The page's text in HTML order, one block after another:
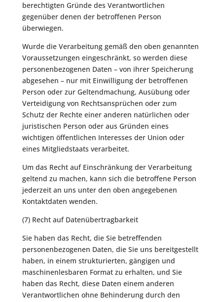
berechtigten Gründe des Verantwortlichen
gegenüber denen der betroffenen Person
überwiegen.
Wurde die Verarbeitung gemäß den oben genannten
Voraussetzungen eingeschränkt, so werden diese
personenbezogenen Daten – von ihrer Speicherung
abgesehen – nur mit Einwilligung der betroffenen
Person oder zur Geltendmachung, Ausübung oder
Verteidigung von Rechtsansprüchen oder zum
Schutz der Rechte einer anderen natürlichen oder
juristischen Person oder aus Gründen eines
wichtigen öffentlichen Interesses der Union oder
eines Mitgliedstaats verarbeitet.
Um das Recht auf Einschränkung der Verarbeitung
geltend zu machen, kann sich die betroffene Person
jederzeit an uns unter den oben angegebenen
Kontaktdaten wenden.
(7) Recht auf Datenübertragbarkeit
Sie haben das Recht, die Sie betreffenden
personenbezogenen Daten, die Sie uns bereitgestellt
haben, in einem strukturierten, gängigen und
maschinenlesbaren Format zu erhalten, und Sie
haben das Recht, diese Daten einem anderen
Verantwortlichen ohne Behinderung durch den